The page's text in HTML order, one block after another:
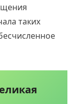
таких